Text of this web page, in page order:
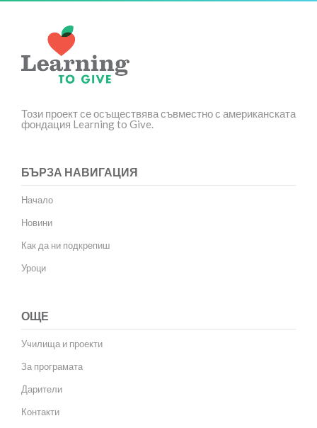
Този проект се осъществява съвместно с американската
фондация Learning to Give.
БЪРЗА НАВИГАЦИЯ
Начало
Новини
Как да ни подкрепиш
Уроци
ОЩЕ
Училища и проекти
За програмата
Дарители
Контакти